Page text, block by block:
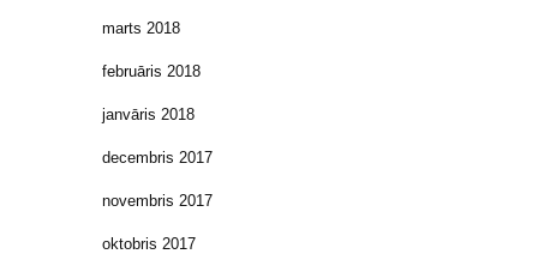
marts 2018
februāris 2018
janvāris 2018
decembris 2017
novembris 2017
oktobris 2017